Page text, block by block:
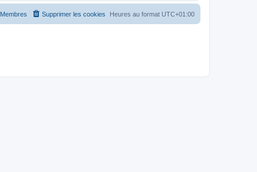
Heures au format UTC+01:00
Supprimer les cookies
Membres